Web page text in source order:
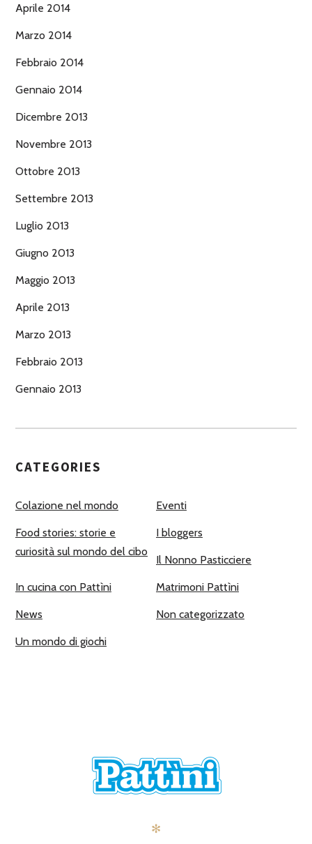
Aprile 2014
Marzo 2014
Febbraio 2014
Gennaio 2014
Dicembre 2013
Novembre 2013
Ottobre 2013
Settembre 2013
Luglio 2013
Giugno 2013
Maggio 2013
Aprile 2013
Marzo 2013
Febbraio 2013
Gennaio 2013
CATEGORIES
Colazione nel mondo Eventi
Food stories: storie e
curiosità sul mondo del cibo
I bloggers
Il Nonno Pasticciere
In cucina con Pattìni Matrimoni Pattìni
News Non categorizzato
Un mondo di giochi
✻